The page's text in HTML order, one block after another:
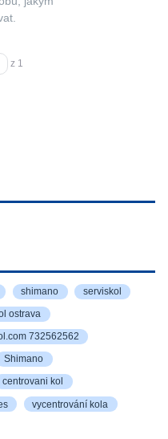
shimano serviskol
ostrava
732562562
Shimano
centrovani kol
vycentrování kola
z 1